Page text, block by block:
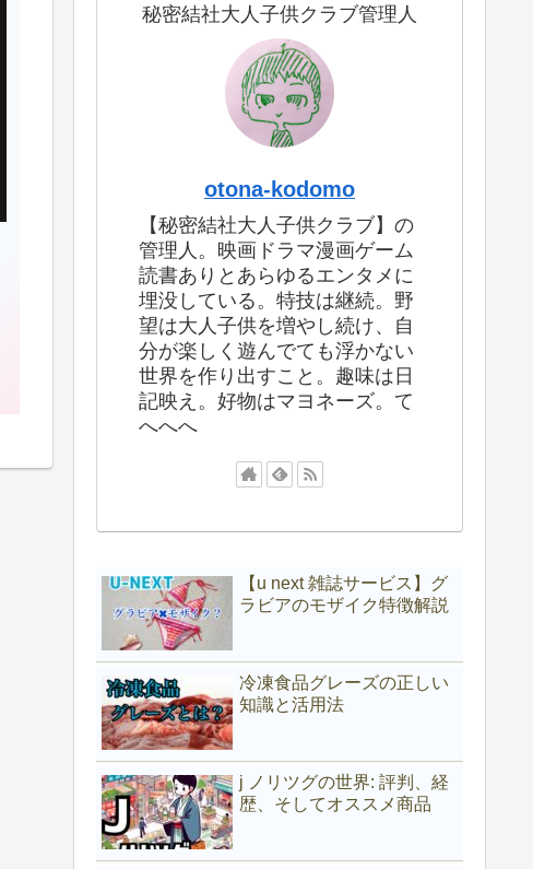
秘密結社大人子供クラブ管理人
otona-kodomo
【秘密結社大人子供クラブ】の
管理人。映画ドラマ漫画ゲーム
読書ありとあらゆるエンタメに
埋没している。特技は継続。野
望は大人子供を増やし続け、自
分が楽しく遊んでても浮かない
世界を作り出すこと。趣味は日
記映え。好物はマヨネーズ。て
へへへ
【u next 雑誌サービス】グ
ラビアのモザイク特徴解説
冷凍食品グレーズの正しい
知識と活用法
j ノリツグの世界: 評判、経
歴、そしてオススメ商品